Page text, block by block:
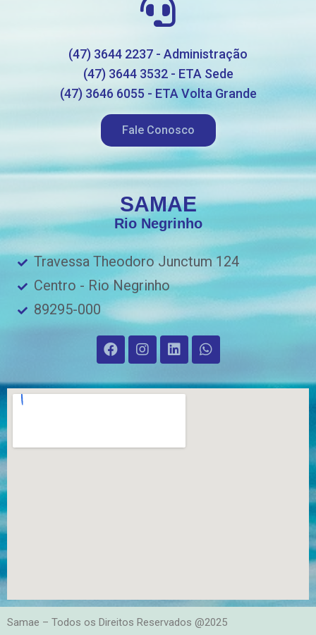
(47) 3644 2237 - Administração
(47) 3644 3532 - ETA Sede
(47) 3646 6055 - ETA Volta Grande
Fale Conosco
SAMAE
Rio Negrinho
Travessa Theodoro Junctum 124
Centro - Rio Negrinho
89295-000
Samae – Todos os Direitos Reservados @2025